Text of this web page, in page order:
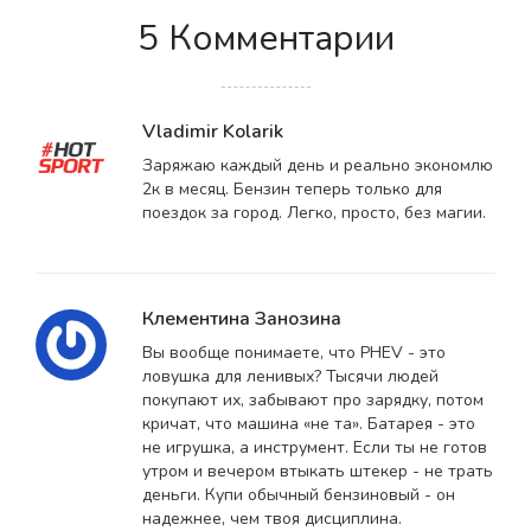
5 Комментарии
Vladimir Kolarik
Заряжаю каждый день и реально экономлю
2к в месяц. Бензин теперь только для
поездок за город. Легко, просто, без магии.
Клементина Занозина
Вы вообще понимаете, что PHEV - это
ловушка для ленивых? Тысячи людей
покупают их, забывают про зарядку, потом
кричат, что машина «не та». Батарея - это
не игрушка, а инструмент. Если ты не готов
утром и вечером втыкать штекер - не трать
деньги. Купи обычный бензиновый - он
надежнее, чем твоя дисциплина.